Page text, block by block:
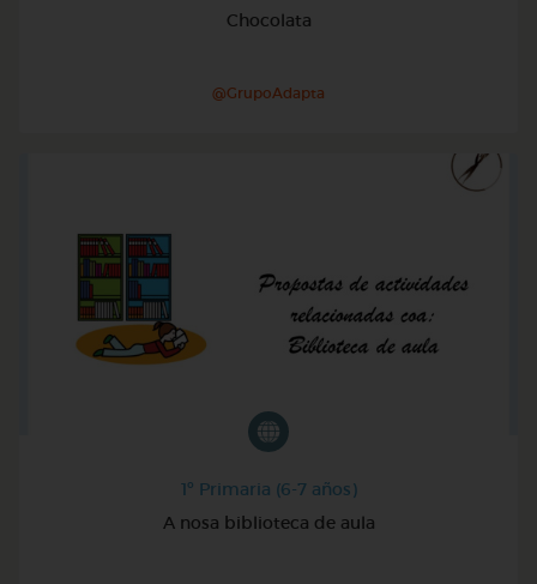
Chocolata
@GrupoAdapta
1º Primaria (6-7 años)
A nosa biblioteca de aula